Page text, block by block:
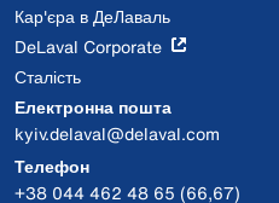
Кар'єра в ДеЛаваль
DeLaval Corporate
Сталість
Електронна пошта
kyiv.delaval@delaval.com
Телефон
+38 044 462 48 65 (66,67)